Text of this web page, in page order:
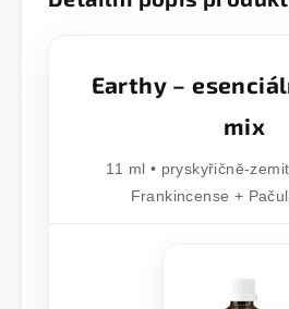
Earthy –
mix
11 ml • pryskyřičně-
Frankincense +